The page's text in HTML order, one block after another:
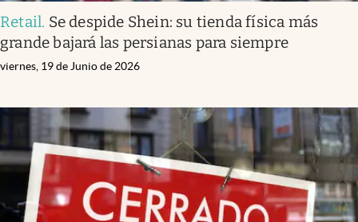
Retail. Se despide Shein: su tienda física más
grande bajará las persianas para siempre
viernes, 19 de Junio de 2026